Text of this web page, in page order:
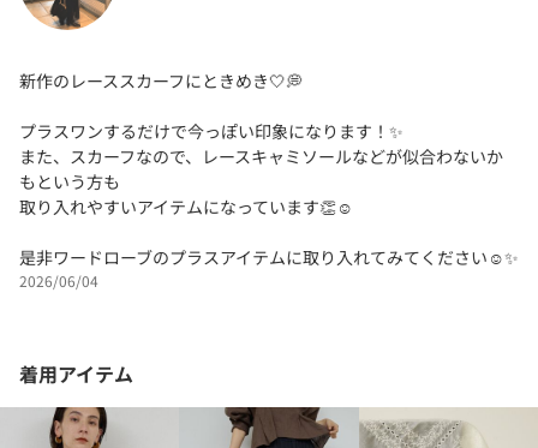
新作のレーススカーフにときめき🤍💭
プラスワンするだけで今っぽい印象になります！✨
また、スカーフなので、レースキャミソールなどが似合わないか
もという方も
取り入れやすいアイテムになっています👏☺️
是非ワードローブのプラスアイテムに取り入れてみてください☺️✨
2026/06/04
着用アイテム